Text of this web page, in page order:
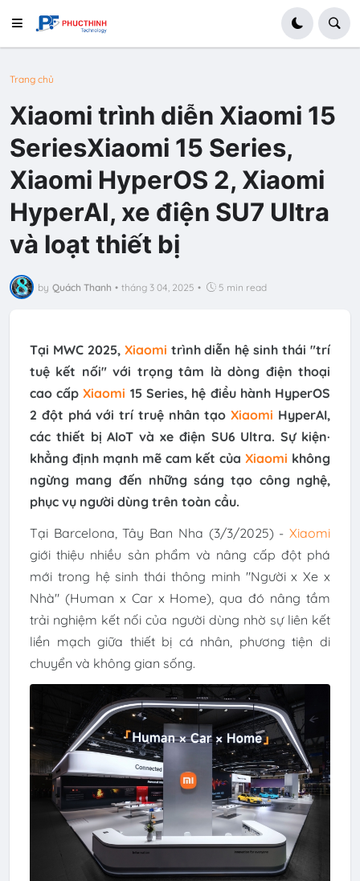
Trang chủ
Xiaomi trình diễn Xiaomi 15
SeriesXiaomi 15 Series,
Xiaomi HyperOS 2, Xiaomi
HyperAI, xe điện SU7 Ultra
và loạt thiết bị
by Quách Thanh • tháng 3 04, 2025 • 5 min read
Tại MWC 2025, Xiaomi trình diễn hệ sinh thái "trí
tuệ kết nối" với trọng tâm là dòng điện thoại
cao cấpXiaomi 15 Series, hệ điều hành HyperOS
2 đột phá với trí truệ nhân tạoXiaomi HyperAI,
các thiết bị AIoT và xe điện SU6 Ultra. Sự kiện·
khẳng định mạnh mẽ cam kết củaXiaomi không
ngừng mang đến những sáng tạo công nghệ,
phục vụ người dùng trên toàn cầu.
Tại Barcelona, ​​​​Tây Ban Nha (3/3/2025) -Xiaomi
giới thiệu nhiều sản phẩm và nâng cấp đột phá
mới trong hệ sinh thái thông minh "Người x Xe x
Nhà" (Human x Car x Home), qua đó nâng tầm
trải nghiệm kết nối của người dùng nhờ sự liên kết
liền mạch giữa thiết bị cá nhân, phương tiện di
chuyển và không gian sống.